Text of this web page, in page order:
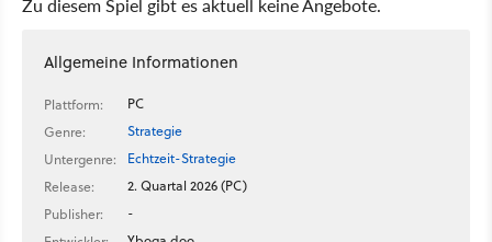
Allgemeine Informationen
Plattform:
PC
Genre:
Strategie
Untergenre:
Echtzeit-Strategie
Release:
2. Quartal 2026 (PC)
Publisher:
-